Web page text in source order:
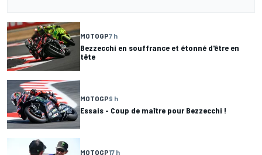
MOTOGP7 h
Bezzecchi en souffrance et étonné d'être en
tête
MOTOGP9 h
Essais - Coup de maître pour Bezzecchi !
MOTOGP17 h